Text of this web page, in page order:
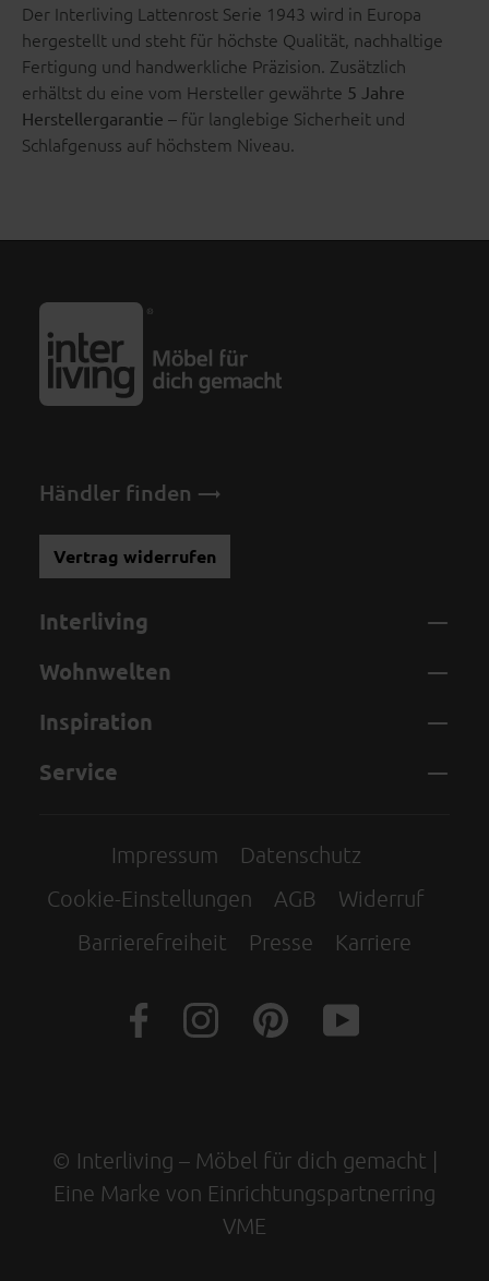
Der Interliving Lattenrost Serie 1943 wird in Europa
hergestellt und steht für höchste Qualität, nachhaltige
Fertigung und handwerkliche Präzision. Zusätzlich
erhältst du eine vom Hersteller gewährte 5 Jahre
Herstellergarantie – für langlebige Sicherheit und
Schlafgenuss auf höchstem Niveau.
Händler finden
Vertrag widerrufen
Interliving
Wohnwelten
Inspiration
Service
Impressum
Datenschutz
Cookie-Einstellungen
AGB
Widerruf
Barrierefreiheit
Presse Karriere
© Interliving – Möbel für dich gemacht |
Eine Marke von Einrichtungspartnerring
VME